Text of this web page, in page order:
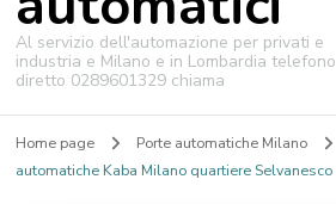
Al servizio dell'automazione per privati e
industria e Milano e in Lombardia telefono
diretto 0289601329 chiama
Home page Porte automatiche Milano
automatiche Kaba Milano quartiere Selvanesco